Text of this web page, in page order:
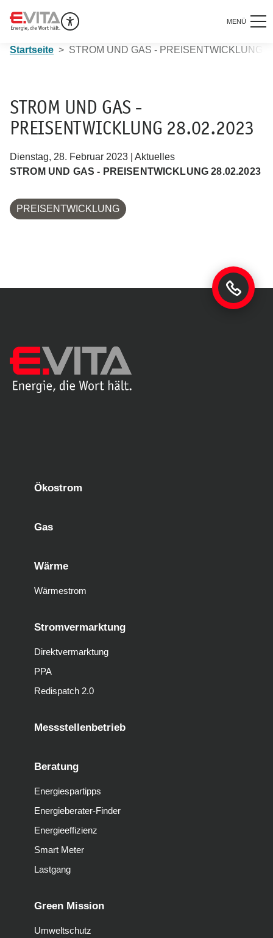
MENÜ
Startseite STROM UND GAS - PREISENTWICKLUNG
STROM UND GAS -
PREISENTWICKLUNG 28.02.2023
Dienstag, 28. Februar 2023 | Aktuelles
STROM UND GAS - PREISENTWICKLUNG 28.02.2023
PREISENTWICKLUNG
Ökostrom
Gas
Wärme
Wärmestrom
Stromvermarktung
Direktvermarktung
PPA
Redispatch 2.0
Messstellenbetrieb
Beratung
Energiespartipps
Energieberater-Finder
Energieeffizienz
Smart Meter
Lastgang
Green Mission
Umweltschutz